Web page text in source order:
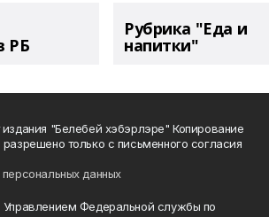
РБ
Рубрика "Еда и
напитки"
"Белебей хэбэрлэре" Копирование
только с письменного согласия
данных
Управлением Федеральной службы по